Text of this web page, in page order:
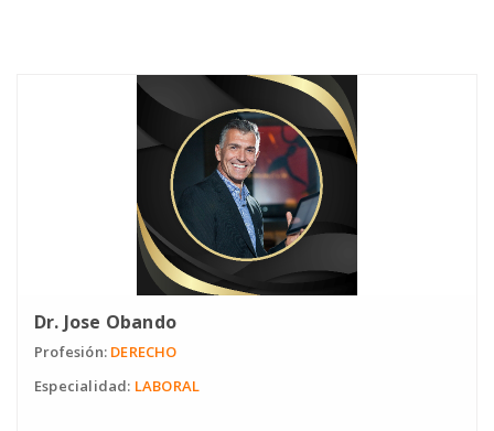
Dr. Jose Obando
Profesión: DERECHO
Especialidad: LABORAL